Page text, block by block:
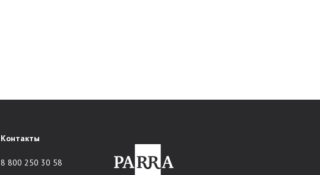
Контакты
8 800 250 30 58